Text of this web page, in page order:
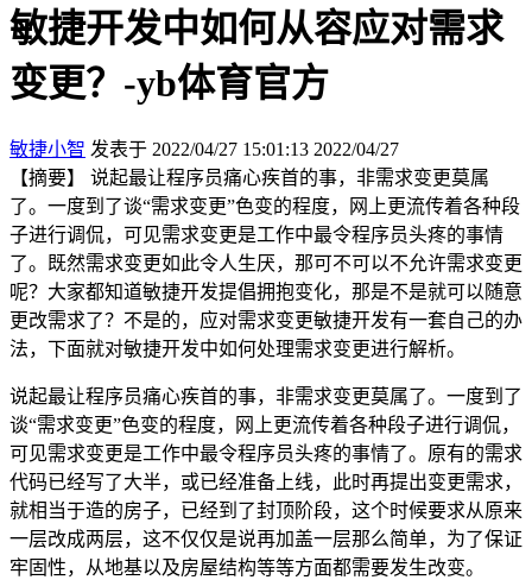
敏捷开发中如何从容应对需求
变更？-yb体育官方
敏捷小智 发表于 2022/04/27 15:01:13 2022/04/27
【摘要】 说起最让程序员痛心疾首的事，非需求变更莫属
了。一度到了谈“需求变更”色变的程度，网上更流传着各种段
子进行调侃，可见需求变更是工作中最令程序员头疼的事情
了。既然需求变更如此令人生厌，那可不可以不允许需求变更
呢？大家都知道敏捷开发提倡拥抱变化，那是不是就可以随意
更改需求了？不是的，应对需求变更敏捷开发有一套自己的办
法，下面就对敏捷开发中如何处理需求变更进行解析。
说起最让程序员痛心疾首的事，非需求变更莫属了。一度到了
谈“需求变更”色变的程度，网上更流传着各种段子进行调侃，
可见需求变更是工作中最令程序员头疼的事情了。原有的需求
代码已经写了大半，或已经准备上线，此时再提出变更需求，
就相当于造的房子，已经到了封顶阶段，这个时候要求从原来
一层改成两层，这不仅仅是说再加盖一层那么简单，为了保证
牢固性，从地基以及房屋结构等等方面都需要发生改变。